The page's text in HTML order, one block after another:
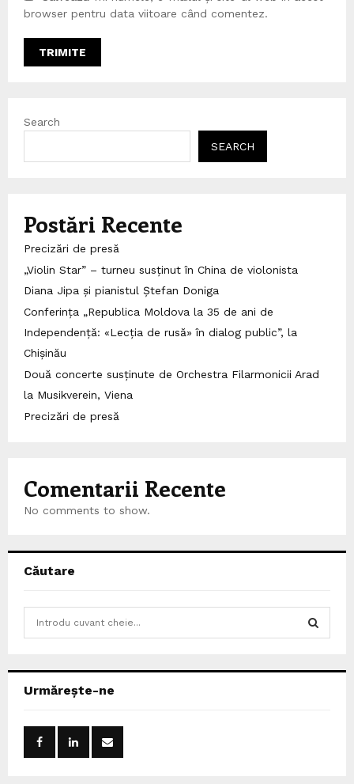
browser pentru data viitoare când comentez.
Search
SEARCH
Postări Recente
Precizări de presă
„Violin Star” – turneu susținut în China de violonista
Diana Jipa și pianistul Ștefan Doniga
Conferința „Republica Moldova la 35 de ani de
Independență: «Lecția de rusă» în dialog public”, la
Chișinău
Două concerte susținute de Orchestra Filarmonicii Arad
la Musikverein, Viena
Precizări de presă
Comentarii Recente
No comments to show.
Căutare
h
Urmărește-ne